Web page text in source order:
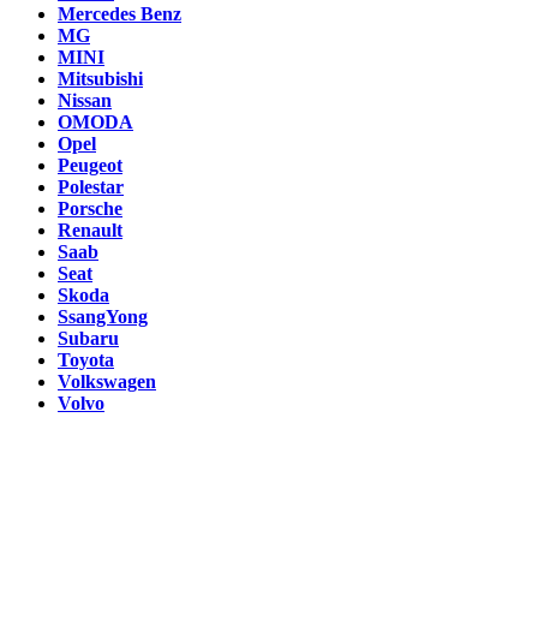
Mercedes Benz
MG
MINI
Mitsubishi
Nissan
OMODA
Opel
Peugeot
Polestar
Porsche
Renault
Saab
Seat
Skoda
SsangYong
Subaru
Toyota
Volkswagen
Volvo